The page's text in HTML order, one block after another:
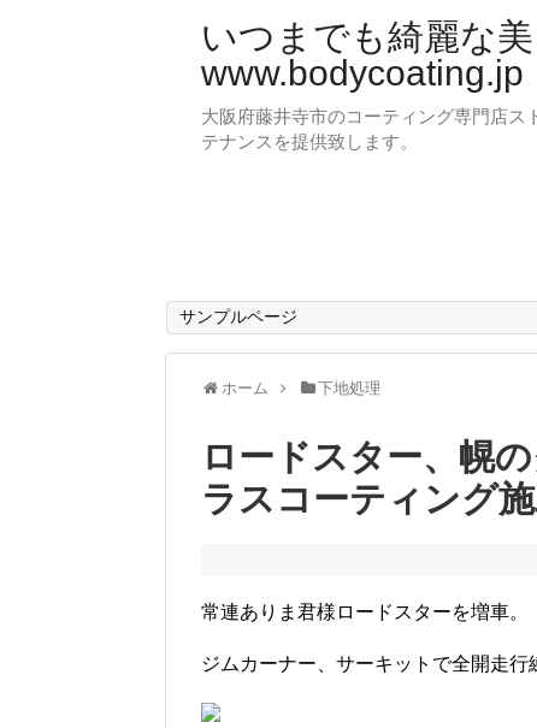
いつまでも綺麗な
www.bodycoating.jp
大阪府藤井寺市のコーティング専門店
テナンスを提供致します。
サンプルページ
ホーム 下地処理
ロードスター、幌
ラスコーティング
常連ありま君様ロードスターを増車。
ジムカーナー、サーキットで全開走行